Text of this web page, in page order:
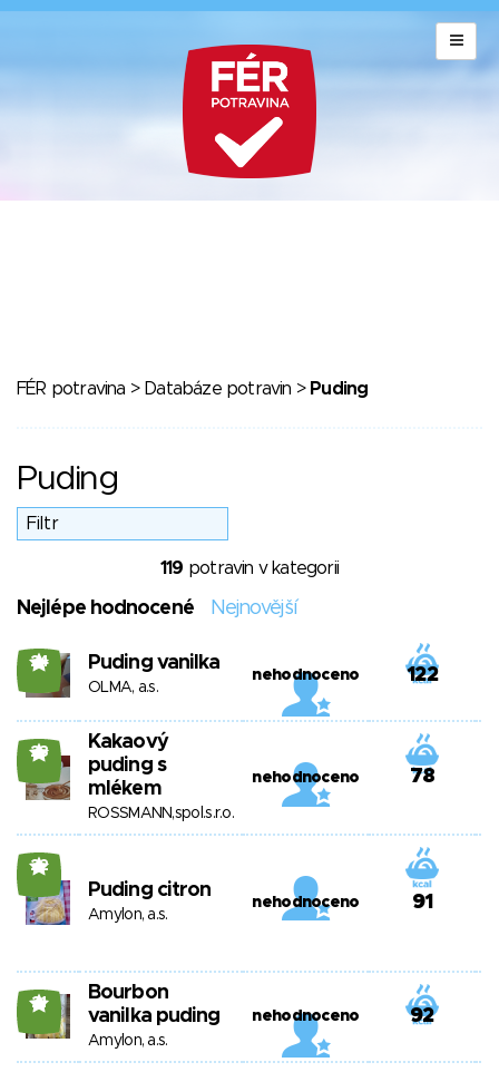
FÉR potravina > Databáze potravin > Puding
Puding
119 potravin v kategorii
Nejlépe hodnocené Nejnovější
24 Puding vanilka
OLMA, a.s.
nehodnoceno 122
23
Kakaový
puding s
mlékem
ROSSMANN,spol.s.r.o.
nehodnoceno 78
22
Puding citron
Amylon, a.s.
nehodnoceno 91
21
Bourbon
vanilka puding
Amylon, a.s.
nehodnoceno 92